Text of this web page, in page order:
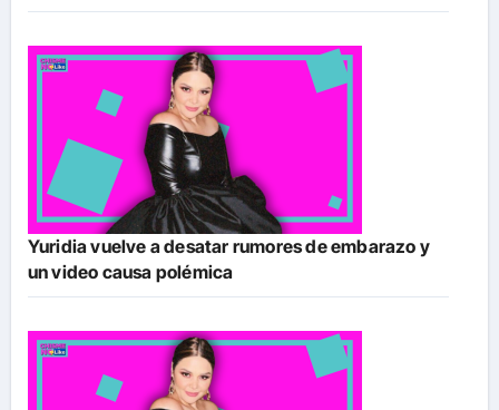
Yuridia vuelve a desatar rumores de embarazo y
un video causa polémica